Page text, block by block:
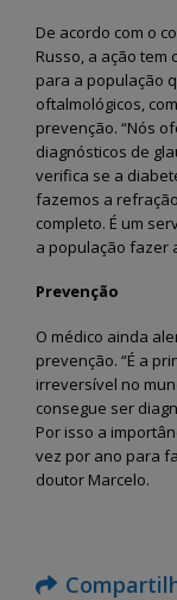
De acordo com o
Russo, a ação
para a população
oftalmológicos,
prevenção. “Nós
diagnósticos de
verifica se a
fazemos a
completo. É um
a população fazer
Prevenção
O médico ainda
prevenção. “É a
irreversível no
consegue ser
Por isso a
vez por ano para
doutor Marcelo.
para o
moradores
3 de julho de 2026
Noronha
Copa para
jogos do
12 de junho de 2026
Fernando de
com
para toda a